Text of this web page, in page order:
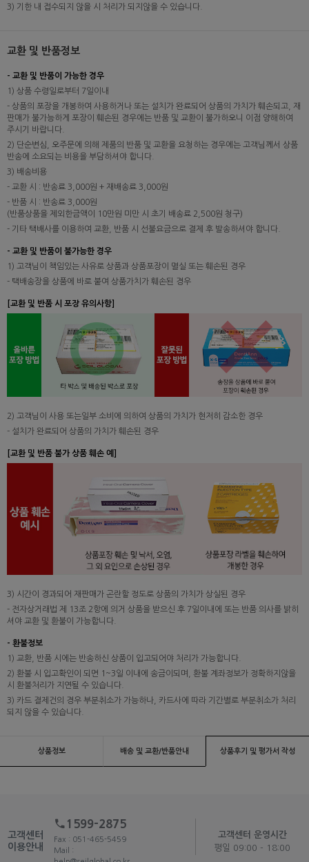
3) 기한 내 접수되지 않을 시 처리가 되지않을 수 있습니다.
교환 및 반품정보
- 교환 및 반품이 가능한 경우
1) 상품 수령일로부터 7일이내
- 상품의 포장을 개봉하여 사용하거나 또는 설치가 완료되어 상품의 가치가 훼손되고, 재
판매가 불가능하게 포장이 훼손된 경우에는 반품 및 교환이 불가하오니 이점 양해하여
주시기 바랍니다.
2) 단순변심, 오주문에 의해 제품의 반품 및 교환을 요청하는 경우에는 고객님께서 상품
반송에 소요되는 비용을 부담하셔야 합니다.
3) 배송비용
- 교환 시 : 반송료 3,000원 + 재배송료 3,000원
- 반품 시 : 반송료 3,000원
(반품상품을 제외한금액이 10만원 미만 시 초기 배송료 2,500원 청구)
- 기타 택배사를 이용하여 교환, 반품 시 선불요금으로 결제 후 발송하셔야 합니다.
- 교환 및 반품이 불가능한 경우
1) 고객님이 책임있는 사유로 상품과 상품포장이 멸실 또는 훼손된 경우
- 택배송장을 상품에 바로 붙여 상품가치가 훼손된 경우
[교환 및 반품 시 포장 유의사항]
2) 고객님이 사용 또는일부 소비에 의하여 상품의 가치가 현저히 감소한 경우
- 설치가 완료되어 상품의 가치가 훼손된 경우
[교환 및 반품 불가 상품 훼손 예]
3) 시간이 경과되어 재판매가 곤란할 정도로 상품의 가치가 상실된 경우
- 전자상거래법 제 13조 2항에 의거 상품을 받으신 후 7일이내에 또는 반품 의사를 밝히
셔야 교환 및 환불이 가능합니다.
- 환불정보
1) 교환, 반품 시에는 반송하신 상품이 입고되어야 처리가 가능합니다.
2) 환불 시 입고확인이 되면 1~3일 이내에 송금이되며, 환불 계좌정보가 정확하지않을
시 환불처리가 지연될 수 있습니다.
3) 카드 결제건의 경우 부분취소가 가능하나, 카드사에 따라 기간별로 부분취소가 처리
되지 않을 수 있습니다.
상품정보 배송 및 교환/반품안내 상품후기 및 평가서 작성
고객센터
이용안내
1599-2875
Fax : 051-465-5459
Mail :
고객센터 운영시간
평일 09:00 - 18:00